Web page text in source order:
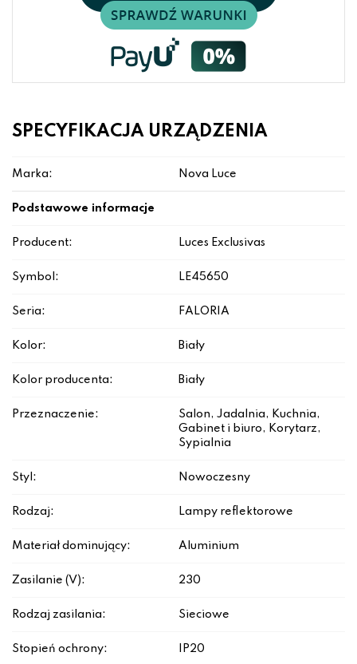
SPECYFIKACJA URZĄDZENIA
Marka: Nova Luce
Podstawowe informacje
Producent: Luces Exclusivas
Symbol: LE45650
Seria: FALORIA
Kolor: Biały
Kolor producenta: Biały
Przeznaczenie:
Salon, Jadalnia, Kuchnia,
Gabinet i biuro, Korytarz,
Sypialnia
Styl: Nowoczesny
Rodzaj: Lampy reflektorowe
Materiał dominujący: Aluminium
Zasilanie (V): 230
Rodzaj zasilania: Sieciowe
Stopień ochrony: IP20